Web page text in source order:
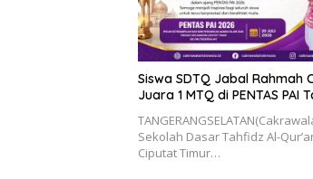
Siswa SDTQ Jabal Rahmah
Juara 1 MTQ di PENTAS PAI
Sekolah Dasar Tahfidz Al-
Ciputat Timur…